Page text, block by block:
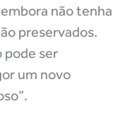
não tenha
preservados.
pode ser
um novo